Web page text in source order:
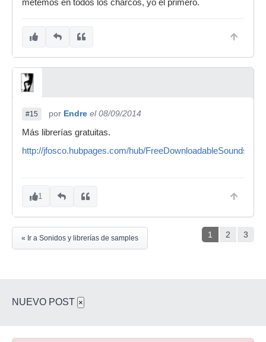
metemos en todos los charcos, yo el primero.
#15 por Endre el 08/09/2014
Más librerías gratuitas.
http://jfosco.hubpages.com/hub/FreeDownloadableSounds
1
1 2 3
« Ir a Sonidos y librerías de samples
NUEVO POST ×